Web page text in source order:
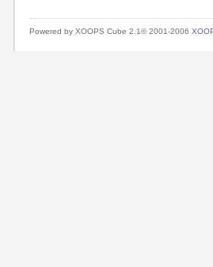
Powered by XOOPS Cube 2.1© 2001-2006